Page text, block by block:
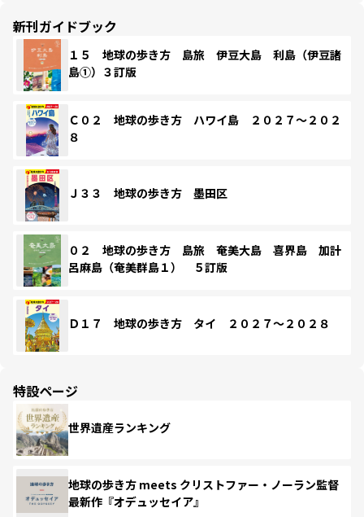
新刊ガイドブック
１５ 地球の歩き方 島旅 伊豆大島 利島（伊豆諸
島①）３訂版
Ｃ０２ 地球の歩き方 ハワイ島 ２０２７～２０２
８
Ｊ３３ 地球の歩き方 墨田区
０２ 地球の歩き方 島旅 奄美大島 喜界島 加計
呂麻島（奄美群島１） ５訂版
Ｄ１７ 地球の歩き方 タイ ２０２７～２０２８
特設ページ
世界遺産ランキング
地球の歩き方 meets クリストファー・ノーラン監督
最新作『オデュッセイア』